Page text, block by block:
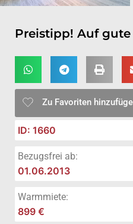
Preistipp! Auf
Zu Favoriten
ID: 1660
Bezugsfrei ab:
01.06.2013
Warmmiete:
899 €